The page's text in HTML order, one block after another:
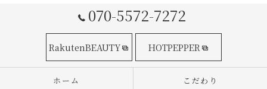
070-5572-7272
RakutenBEAUTY HOTPEPPER
ホーム こだわり